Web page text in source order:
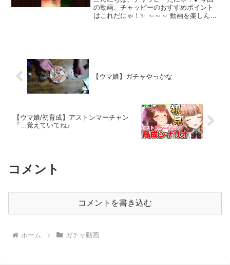
の動画、チャッピーのおすすめポイント
はこれだにゃ！✨ ～～～ 動画を楽しんだ
【ウマ娘】ガチャやっかな
【ウマ娘/初育成】アストンマーチャン
『…覚えていてね』
コメント
コメントを書き込む
ホーム ガチャ動画